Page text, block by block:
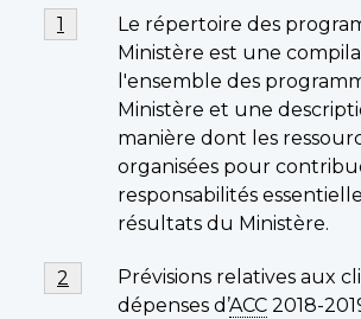
Notes
Note
de
Le répertoire des
Ministère est une
l'ensemble des
Ministère et une
manière dont les
organisées pour
responsabilités
résultats du Ministère.
Retour à la référence de la note
1
Note
de
Prévisions relatives aux
dépenses d’ACC 2018-
Retour à la référence de la note
2